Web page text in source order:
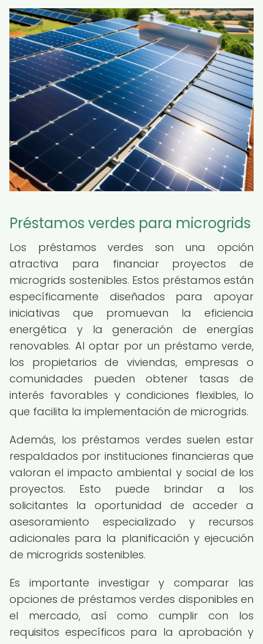
Préstamos verdes para microgrids
Los préstamos verdes son una opción
atractiva para financiar proyectos de
microgrids sostenibles. Estos préstamos están
específicamente diseñados para apoyar
iniciativas que promuevan la eficiencia
energética y la generación de energías
renovables. Al optar por un préstamo verde,
los propietarios de viviendas, empresas o
comunidades pueden obtener tasas de
interés favorables y condiciones flexibles, lo
que facilita la implementación de microgrids.
Además, los préstamos verdes suelen estar
respaldados por instituciones financieras que
valoran el impacto ambiental y social de los
proyectos. Esto puede brindar a los
solicitantes la oportunidad de acceder a
asesoramiento especializado y recursos
adicionales para la planificación y ejecución
de microgrids sostenibles.
Es importante investigar y comparar las
opciones de préstamos verdes disponibles en
el mercado, así como cumplir con los
requisitos específicos para la aprobación y